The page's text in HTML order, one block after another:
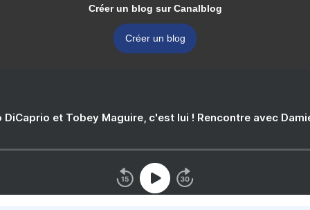
Créer un blog sur Canalblog
Créer un blog
DiCaprio et Tobey Maguire, c'est lui ! Rencontre avec